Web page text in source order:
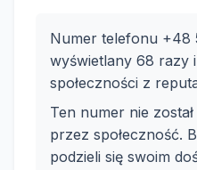
Numer telefonu +48
wyświetlany 68 razy
społeczności z
Ten numer nie
przez społeczność.
podzieli się swoim